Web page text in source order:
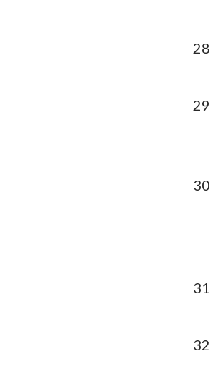
28
29
30
31
32